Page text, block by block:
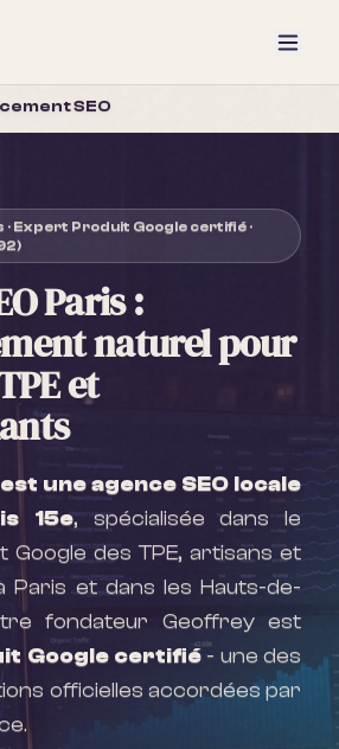
SEO
· Expert Produit Google certifié ·
Paris :
naturel pour
et
une agence SEO locale
15e, spécialisée dans le
des TPE, artisans et
Paris et dans les Hauts-de-
fondateur Geoffrey est
Google certifié - une des
officielles accordées par